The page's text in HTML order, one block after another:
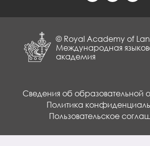
© Royal Academy of
Международная
академия
Сведения об образовательной
Политика
Пользовательское